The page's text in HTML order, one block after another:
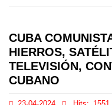
CUBA
HIERROS,
TELEVISIÓN,
CUBANO